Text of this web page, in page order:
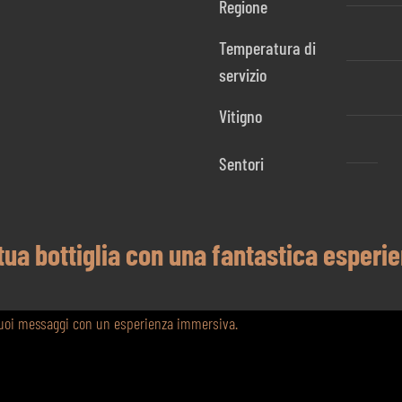
Regione
Temperatura di
servizio
Vitigno
Sentori
bottiglia con una fantastica
messaggi con un esperienza immersiva.